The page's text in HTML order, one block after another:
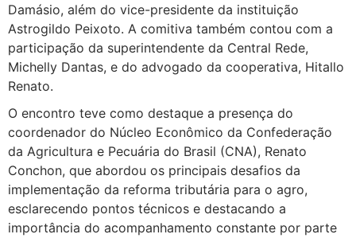
Damásio, além do vice-presidente da instituição
Astrogildo Peixoto. A comitiva também contou com a
participação da superintendente da Central Rede,
Michelly Dantas, e do advogado da cooperativa, Hitallo
Renato.
O encontro teve como destaque a presença do
coordenador do Núcleo Econômico da Confederação
da Agricultura e Pecuária do Brasil (CNA), Renato
Conchon, que abordou os principais desafios da
implementação da reforma tributária para o agro,
esclarecendo pontos técnicos e destacando a
importância do acompanhamento constante por parte